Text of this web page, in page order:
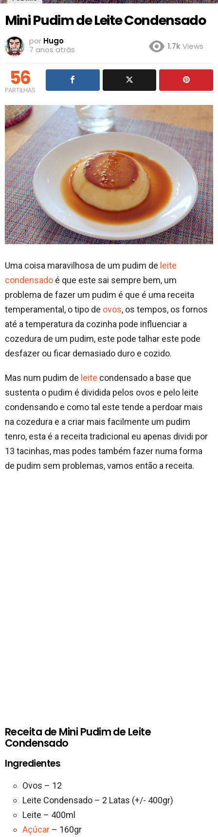
Mini Pudim de Leite Condensado
por Hugo
7 anos atrás
1.7kViews
56
PARTILHAS
Uma coisa maravilhosa de um pudim de leite
condensado é que este sai sempre bem, um
problema de fazer um pudim é que é uma receita
temperamental, o tipo de ovos, os tempos, os fornos
até a temperatura da cozinha pode influenciar a
cozedura de um pudim, este pode talhar este pode
desfazer ou ficar demasiado duro e cozido.
Mas num pudim de leite condensado a base que
sustenta o pudim é dividida pelos ovos e pelo leite
condensando e como tal este tende a perdoar mais
na cozedura e a criar mais facilmente um pudim
tenro, esta é a receita tradicional eu apenas dividi por
13 tacinhas, mas podes também fazer numa forma
de pudim sem problemas, vamos então a receita.
Receita de Mini Pudim de Leite
Condensado
Ingredientes
Ovos – 12
Leite Condensado – 2 Latas (+/- 400gr)
Leite – 400ml
Açúcar – 160gr